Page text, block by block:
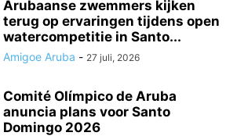
Arubaanse zwemmers kijken
terug op ervaringen tijdens open
watercompetitie in Santo...
Amigoe Aruba - 27 juli, 2026
Comité Olímpico de Aruba
anuncia plans voor Santo
Domingo 2026